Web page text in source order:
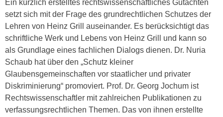
Ein kürzlich erstelltes rechtswissenschaftliches Gutachten
setzt sich mit der Frage des grundrechtlichen Schutzes der
Lehren von Heinz Grill auseinander. Es berücksichtigt das
schriftliche Werk und Lebens von Heinz Grill und kann so
als Grundlage eines fachlichen Dialogs dienen. Dr. Nuria
Schaub hat über den „Schutz kleiner
Glaubensgemeinschaften vor staatlicher und privater
Diskriminierung“ promoviert. Prof. Dr. Georg Jochum ist
Rechtswissenschaftler mit zahlreichen Publikationen zu
verfassungsrechtlichen Themen. Das von ihnen erstellte